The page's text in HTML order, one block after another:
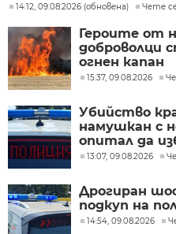
14:12, 09.08.2026 (обновена) Чете
Героите от
доброволци
огнен капан
15:37, 09.08.2026
Убийство
намушкан с
опитал да
13:07, 09.08.2026
Дрогиран
подкуп на
14:54, 09.08.2026